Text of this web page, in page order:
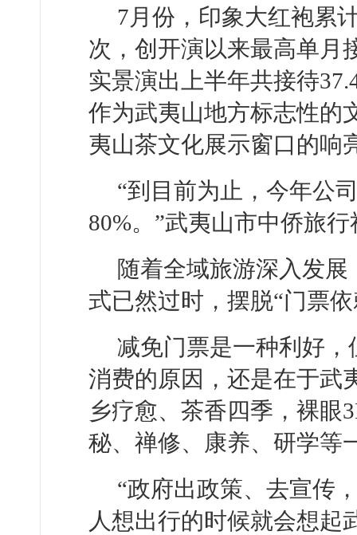
7月份，印象大红袍累
次，创开演以来最高单月
实景演出上半年共接待
作为武夷山地方标志性的
夷山茶文化展示窗口的响
“到目前为止，今年公
80%。”武夷山市中侨旅
随着全域旅游深入发
式已然过时，摆脱“门票
减免门票是一种利好
消费的原因，还是在于武
乡疗愈、茶香四季，裸眼
秘、禅修、康养、研学等
“政府出政策、去宣传
人想出行的时候就会想起